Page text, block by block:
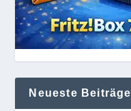
Neueste Beiträge